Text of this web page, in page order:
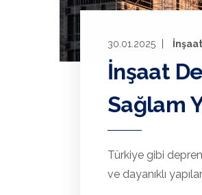
30.01.2025
İnşaat
Sağlam
Türkiye gibi
ve dayanıklı